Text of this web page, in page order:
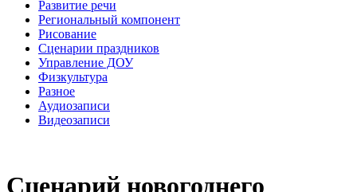
Развитие речи
Региональный компонент
Рисование
Сценарии праздников
Управление ДОУ
Физкультура
Разное
Аудиозаписи
Видеозаписи
Сценарий новогоднего